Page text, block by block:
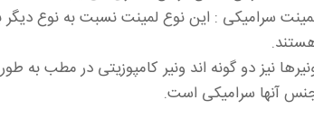
سرامیکی : این نوع لمینت نسبت به نوع دیگر
نیز دو گونه اند ونیر کامپوزیتی در مطب به
آنها سرامیکی است.